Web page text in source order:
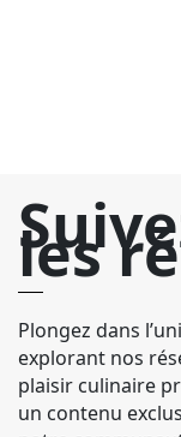
les
Plongez dans
explorant nos
plaisir culinaire
un contenu